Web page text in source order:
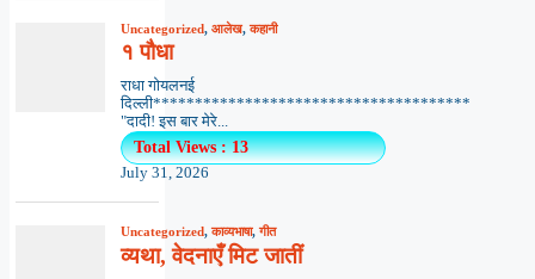
Uncategorized, आलेख,कहानी
१ पौधा
राधा गोयलनई
दिल्ली**************************************
"दादी! इस बार मेरे...
Total Views : 13
July 31, 2026
Uncategorized,काव्यभाषा,गीत
व्यथा, वेदनाएँ मिट जातीं